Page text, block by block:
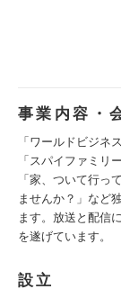
事業内容・
「ワールドビジネ
「スパイファミリ
「家、ついて行っ
ませんか？」など
ます。放送と配信
を遂げています。
設立